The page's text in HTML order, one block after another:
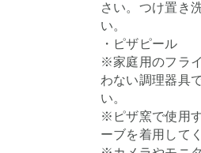
さい。つけ置き
い。
・ピザピール
※家庭用のフラ
わない調理器具
い。
※ピザ窯で使用
ーブを着用して